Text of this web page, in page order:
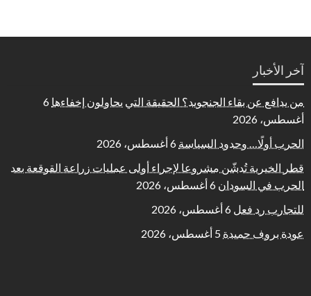
آخر الأخبار
من يدافع عن بقاء الجنجويد؟ الحقيقة التي يحاولون إخفاءها 6
أغسطس، 2026
الحرب أولًا… وحدود السياسة 6 أغسطس، 2026
قطر الخيرية تُدشّن مشروعا لإجراء أولى عمليات زراعة القوقعة بعد
الحرب في السودان 6 أغسطس، 2026
للتجارب رد فعل 6 أغسطس، 2026
عودة بروف حميدة 5 أغسطس، 2026